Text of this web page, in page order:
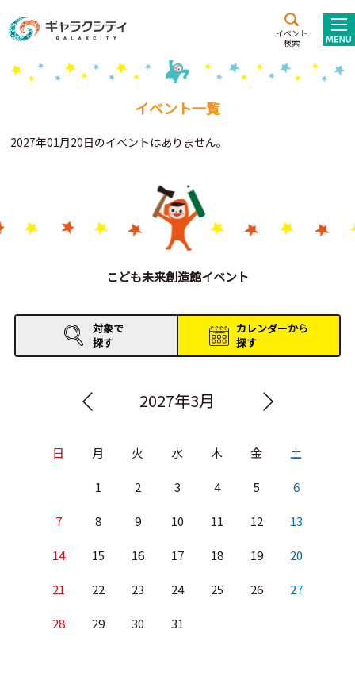
イベント
検索
施設案内
こども
西新井
施設･
Gがくえん
お知らせ
イベントレポート
イベント一覧
2027年01月20日のイベントはありません。
こども未来創造館イベント
対象で
探す
カレンダーから
探す
2027年3月
日 月 火 水 木 金 土
1 2 3 4 5 6
7 8 9 10 11 12 13
14 15 16 17 18 19 20
21 22 23 24 25 26 27
28 29 30 31